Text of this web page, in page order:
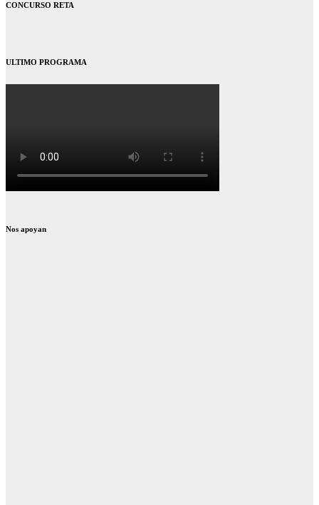
CONCURSO RETA
ULTIMO PROGRAMA
Nos apoyan